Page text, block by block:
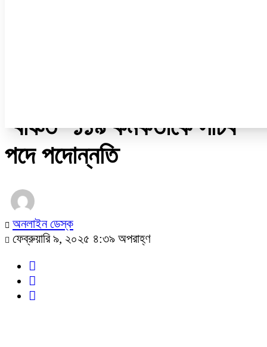
‘বঞ্চিত’ ১১৯ কর্মকর্তাকে সচিব
পদে পদোন্নতি
অনলাইন ডেস্ক
ফেব্রুয়ারি ৯, ২০২৫ ৪:৩৯ অপরাহ্ণ